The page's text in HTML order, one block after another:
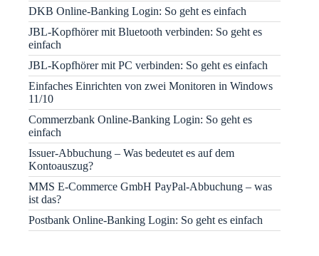
DKB Online-Banking Login: So geht es einfach
JBL-Kopfhörer mit Bluetooth verbinden: So geht es
einfach
JBL-Kopfhörer mit PC verbinden: So geht es einfach
Einfaches Einrichten von zwei Monitoren in Windows
11/10
Commerzbank Online-Banking Login: So geht es
einfach
Issuer-Abbuchung – Was bedeutet es auf dem
Kontoauszug?
MMS E-Commerce GmbH PayPal-Abbuchung – was
ist das?
Postbank Online-Banking Login: So geht es einfach